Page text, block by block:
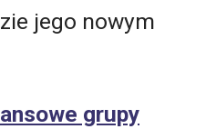
jego nowym
grupy